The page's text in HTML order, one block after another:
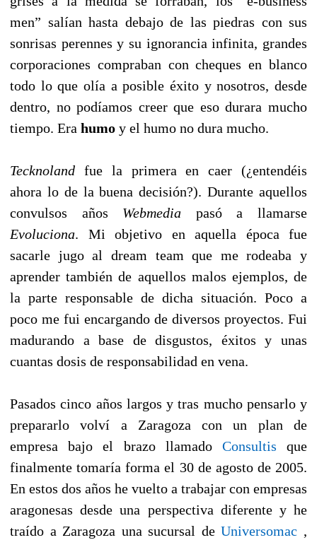
men” salían hasta debajo de las piedras con sus
sonrisas perennes y su ignorancia infinita, grandes
corporaciones compraban con cheques en blanco
todo lo que olía a posible éxito y nosotros, desde
dentro, no podíamos creer que eso durara mucho
tiempo. Era humo y el humo no dura mucho.
Tecknoland fue la primera en caer (¿entendéis
ahora lo de la buena decisión?). Durante aquellos
convulsos años Webmedia pasó a llamarse
Evoluciona. Mi objetivo en aquella época fue
sacarle jugo al dream team que me rodeaba y
aprender también de aquellos malos ejemplos, de
la parte responsable de dicha situación. Poco a
poco me fui encargando de diversos proyectos. Fui
madurando a base de disgustos, éxitos y unas
cuantas dosis de responsabilidad en vena.
Pasados cinco años largos y tras mucho pensarlo y
prepararlo volví a Zaragoza con un plan de
empresa bajo el brazo llamado Consultis que
finalmente tomaría forma el 30 de agosto de 2005.
En estos dos años he vuelto a trabajar con empresas
aragonesas desde una perspectiva diferente y he
traído a Zaragoza una sucursal deUniversomac ,